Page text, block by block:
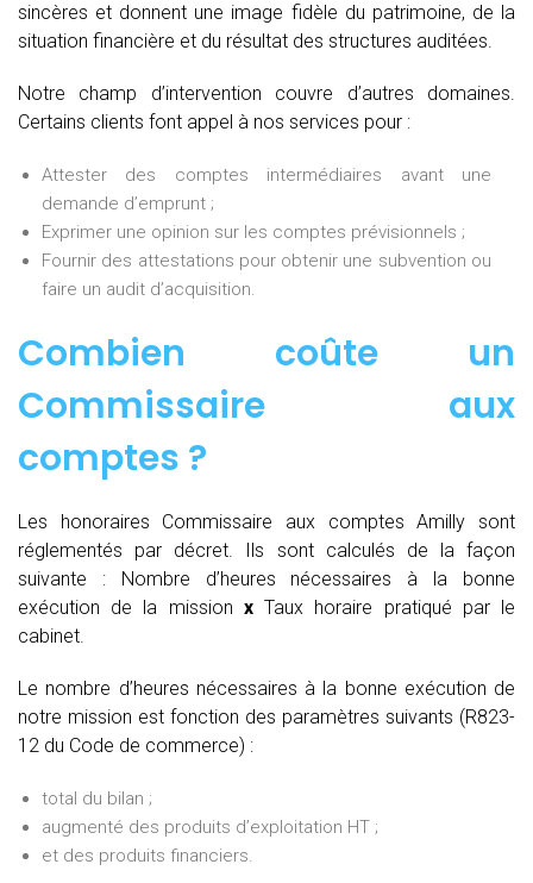
sincères et donnent une image fidèle du patrimoine, de la
situation financière et du résultat des structures auditées.
Notre champ d’intervention couvre d’autres domaines.
Certains clients font appel à nos services pour :
Attester des comptes intermédiaires avant une
demande d’emprunt ;
Exprimer une opinion sur les comptes prévisionnels ;
Fournir des attestations pour obtenir une subvention ou
faire un audit d’acquisition.
Combien coûte un
Commissaire aux
comptes ?
Les honoraires Commissaire aux comptes Amilly sont
réglementés par décret. Ils sont calculés de la façon
suivante :
Nombre d’heures nécessaires à la bonne
exécution de la mission xTaux horaire pratiqué par le
cabinet.
Le nombre d’heures nécessaires à la bonne exécution de
notre mission est fonction des paramètres suivants (R823-
12 du Code de commerce) :
total du bilan ;
augmenté des produits d’exploitation HT ;
et des produits financiers.